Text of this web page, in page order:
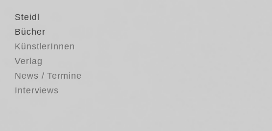
Steidl
Bücher
KünstlerInnen
Verlag
News / Termine
Interviews